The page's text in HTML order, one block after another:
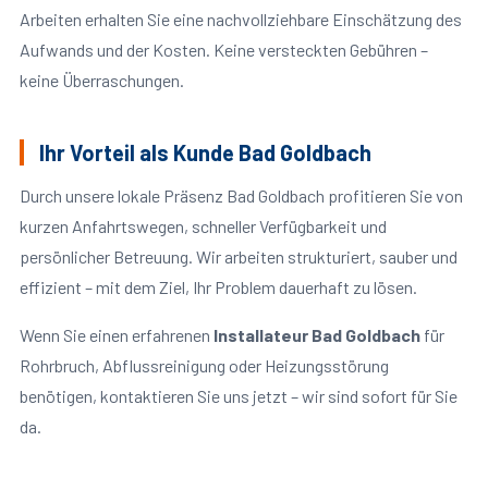
Arbeiten erhalten Sie eine nachvollziehbare Einschätzung des
Aufwands und der Kosten. Keine versteckten Gebühren –
keine Überraschungen.
Ihr Vorteil als Kunde Bad Goldbach
Durch unsere lokale Präsenz Bad Goldbach profitieren Sie von
kurzen Anfahrtswegen, schneller Verfügbarkeit und
persönlicher Betreuung. Wir arbeiten strukturiert, sauber und
effizient – mit dem Ziel, Ihr Problem dauerhaft zu lösen.
Wenn Sie einen erfahrenen Installateur Bad Goldbachfür
Rohrbruch, Abflussreinigung oder Heizungsstörung
benötigen, kontaktieren Sie uns jetzt – wir sind sofort für Sie
da.